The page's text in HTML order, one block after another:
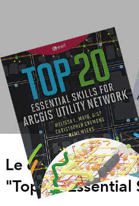
Roma e i Digital
Le due
"Top 20 Essential